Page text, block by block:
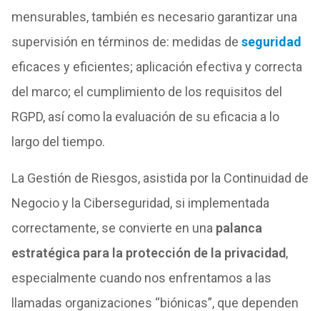
mensurables, también es necesario garantizar una
supervisión en términos de: medidas de seguridad
eficaces y eficientes; aplicación efectiva y correcta
del marco; el cumplimiento de los requisitos del
RGPD, así como la evaluación de su eficacia a lo
largo del tiempo.
La Gestión de Riesgos, asistida por la Continuidad de
Negocio y la Ciberseguridad, si implementada
correctamente, se convierte en una palanca
estratégica para la protección de la privacidad,
especialmente cuando nos enfrentamos a las
llamadas organizaciones “biónicas”, que dependen